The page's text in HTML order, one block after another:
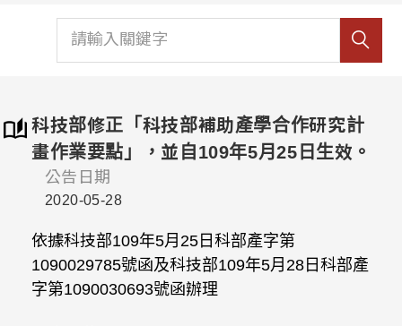
科技部修正「科技部補助產學合作研究計
畫作業要點」，並自109年5月25日生效。
公告日期
2020-05-28
依據科技部109年5月25日科部產字第
1090029785號函及科技部109年5月28日科部產
字第1090030693號函辦理